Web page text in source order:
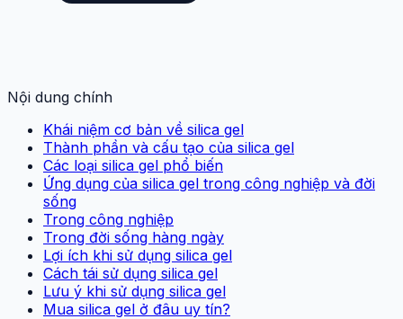
Nội dung chính
Khái niệm cơ bản về silica gel
Thành phần và cấu tạo của silica gel
Các loại silica gel phổ biến
Ứng dụng của silica gel trong công nghiệp và đời
sống
Trong công nghiệp
Trong đời sống hàng ngày
Lợi ích khi sử dụng silica gel
Cách tái sử dụng silica gel
Lưu ý khi sử dụng silica gel
Mua silica gel ở đâu uy tín?